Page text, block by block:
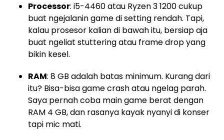
Processor: i5-4460 atau Ryzen 3 1200 cukup
buat ngejalanin game di setting rendah. Tapi,
kalau prosesor kalian di bawah itu, bersiap aja
buat ngeliat stuttering atau frame drop yang
bikin kesel.
RAM: 8 GB adalah batas minimum. Kurang dari
itu? Bisa-bisa game crash atau ngelag parah.
Saya pernah coba main game berat dengan
RAM 4 GB, dan rasanya kayak nyanyi di konser
tapi mic mati.